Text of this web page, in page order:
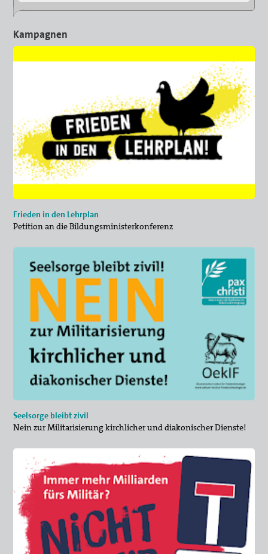
Kampagnen
Frieden in den Lehrplan
Petition an die Bildungsministerkonferenz
Seelsorge bleibt zivil
Nein zur Militarisierung kirchlicher und diakonischer Dienste!